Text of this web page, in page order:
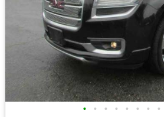
• • • • • • • •